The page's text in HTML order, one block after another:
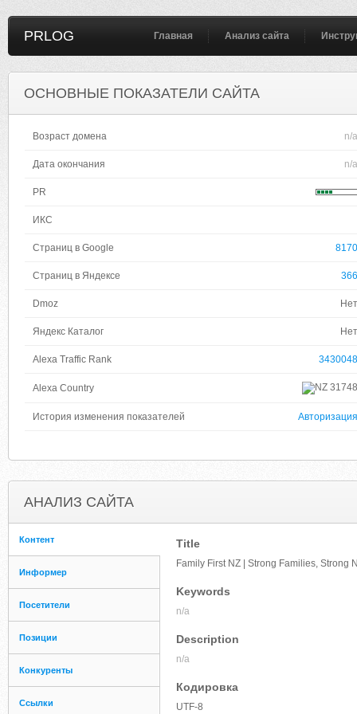
PRLOG Главная Анализ сайта
ОСНОВНЫЕ ПОКАЗАТЕЛИ САЙТА
Возраст домена n/a
Дата окончания n/a
PR
ИКС
Страниц в Google 8170
Страниц в Яндексе 366
Dmoz Нет
Яндекс Каталог Нет
Alexa Traffic Rank 3430048
Alexa Country 31748
История изменения показателей Авторизация
АНАЛИЗ САЙТА
Контент
Информер
Посетители
Позиции
Конкуренты
Ссылки
Title
Family First NZ | Strong Families, Strong
Keywords
n/a
Description
n/a
Кодировка
UTF-8